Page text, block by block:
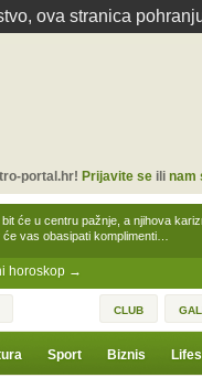
ova stranica
horoskop →
će u centru pažnje, a njihova
vas obasipati komplimenti…
portal.hr! Prijavite seili nam
CLUB
Sport Biznis